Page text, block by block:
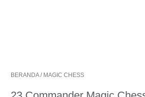
BERANDA / MAGIC CHESS